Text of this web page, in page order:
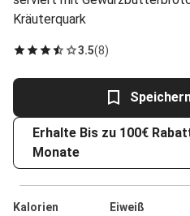
Kräuterquark
3.5(8)
Erhalte Bis zu 100€
Monate
Kalorien
Eiweiß